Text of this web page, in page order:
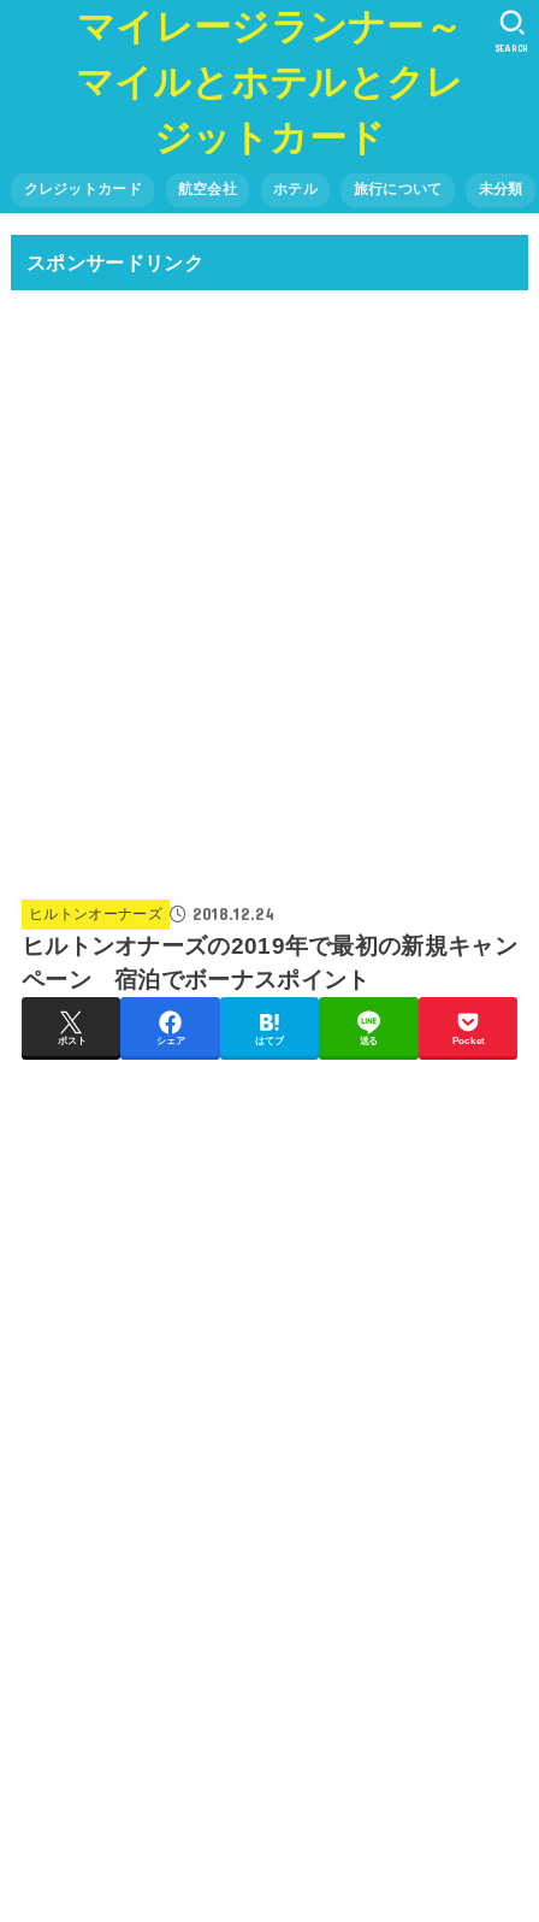
マイレージランナー～
マイルとホテルとクレ
ジットカード
クレジットカード 航空会社 ホテル 旅行について 未分類
SEARCH
スポンサードリンク
ヒルトンオーナーズ 2018.12.24
ヒルトンオナーズの2019年で最初の新規キャン
ペーン 宿泊でボーナスポイント
ポスト シェア はてブ 送る Pocket